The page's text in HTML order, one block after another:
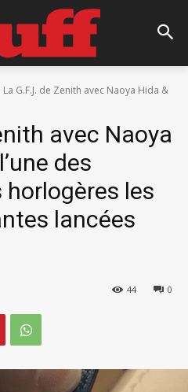
La G.F.J. de Zenith avec Naoya Hida &
avec Naoya
des
les
lancées
0
44